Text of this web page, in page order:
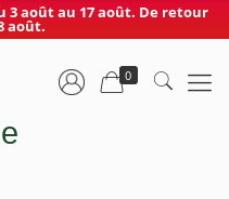
3 août au 17 août. De retour
août.
0